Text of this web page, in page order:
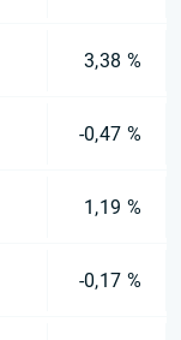
3,38 %
-0,47 %
1,19 %
-0,17 %